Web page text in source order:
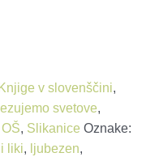
Knjige v slovenščini,
svetove,
, Slikanice Oznake:
liki, ljubezen,